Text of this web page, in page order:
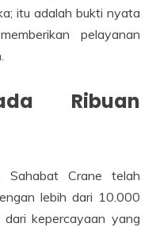
itu adalah bukti nyata
pelayanan
Ribuan
Sahabat Crane telah
lebih dari 10.000
kepercayaan yang